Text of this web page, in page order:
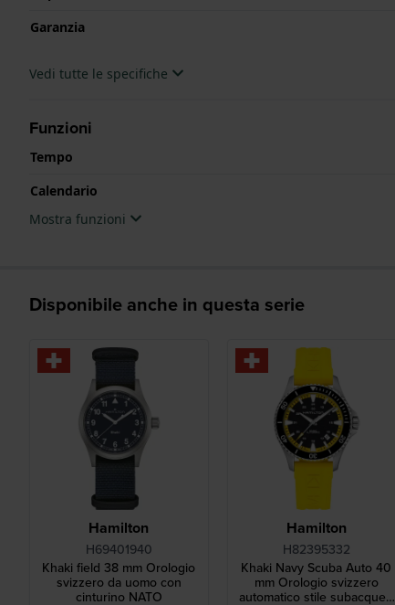
Garanzia
Vedi tutte le specifiche
Funzioni
Tempo
Calendario
Mostra funzioni
Disponibile anche in questa serie
Hamilton
H69401940
Khaki field 38 mm Orologio
svizzero da uomo con
cinturino NATO
Hamilton
H82395332
Khaki Navy Scuba Auto 40
mm Orologio svizzero
automatico stile subacqueo